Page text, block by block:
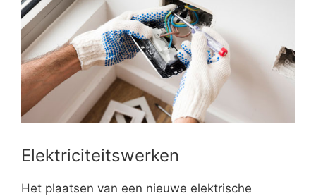
Elektriciteitswerken
Het plaatsen van een nieuwe elektrische